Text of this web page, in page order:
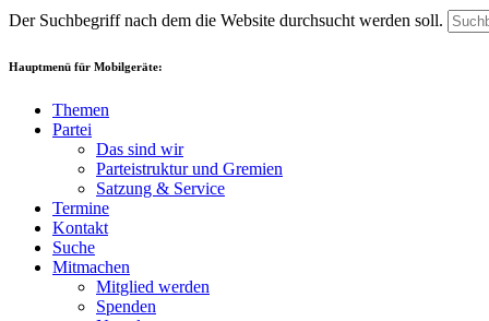
Der Suchbegriff nach dem die Website durchsucht werden soll.
Hauptmenü für Mobilgeräte:
Themen
Partei
Das sind wir
Parteistruktur und Gremien
Satzung & Service
Termine
Kontakt
Suche
Mitmachen
Mitglied werden
Spenden